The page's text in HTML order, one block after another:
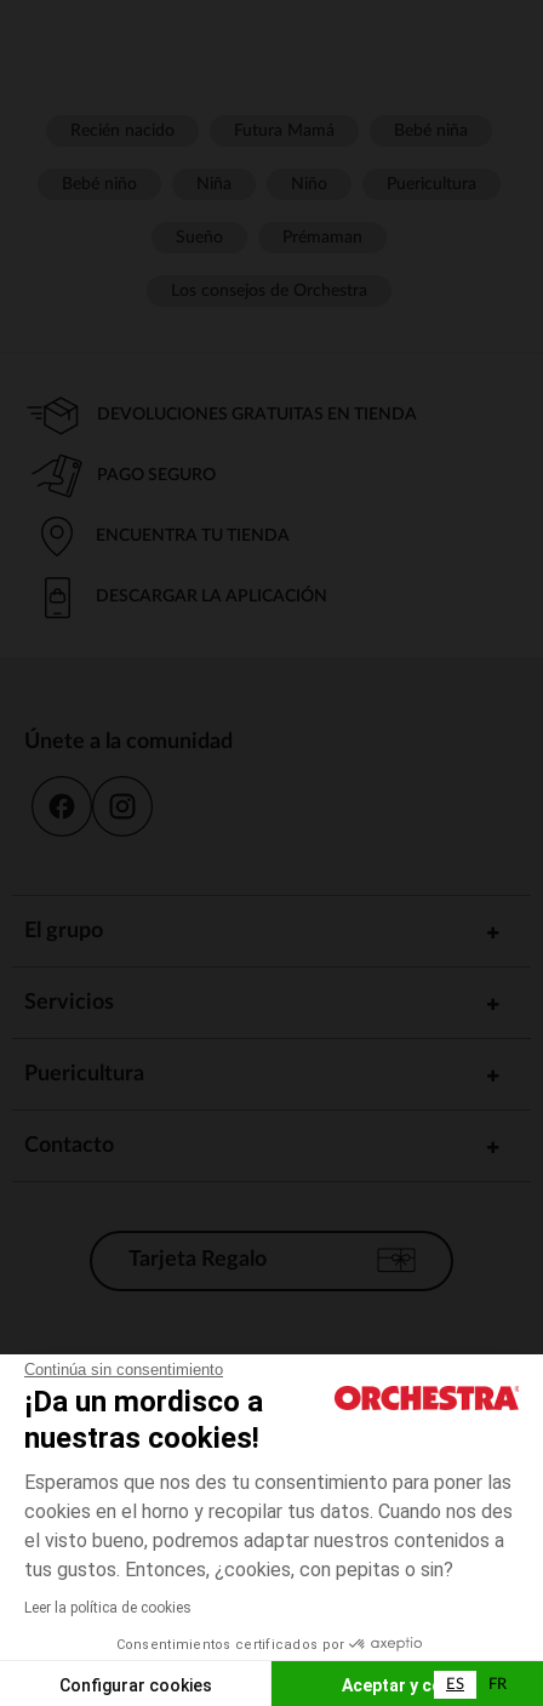
Continúa sin consentimiento
¡Da un mordisco a
nuestras cookies!
Esperamos que nos des tu consentimiento para poner las
cookies en el horno y recopilar tus datos. Cuando nos des
el visto bueno, podremos adaptar nuestros contenidos a
tus gustos. Entonces, ¿cookies, con pepitas o sin?
Leer la política de cookies
Consentimientos certificados por
Configurar cookies Aceptar y cerrar
3
El pago medidante
AÑADIR A LA CESTA
DEVOLUCIONES GRATUITAS EN TIENDA
PAGO SEGURO
ENCUENTRA TU TIENDA
DESCARGAR LA APLICACIÓN
Únete a la comunidad
El grupo
Servicios
Puericultura
Contacto
Tarjeta Regalo
Condiciones generales de venta
Aviso Legal
*Condiciones de las ofertas actuales
Gestión de las cookies
Accesibilidad: no conforme
Orchestra adhiere al código de ética de la Federación Francesa de comercio
electrónico y venta a distancia (FEVAD) y al sistema de mediación de
ES FR